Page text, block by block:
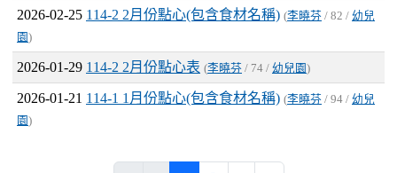
2026-02-25 114-2 2月份點心(包含食材名稱) (李曉芬 / 82 / 幼兒
園)
2026-01-29 114-2 2月份點心表 (李曉芬 / 74 / 幼兒園 )
2026-01-21 114-1 1月份點心(包含食材名稱) (李曉芬 / 94 / 幼兒
園)